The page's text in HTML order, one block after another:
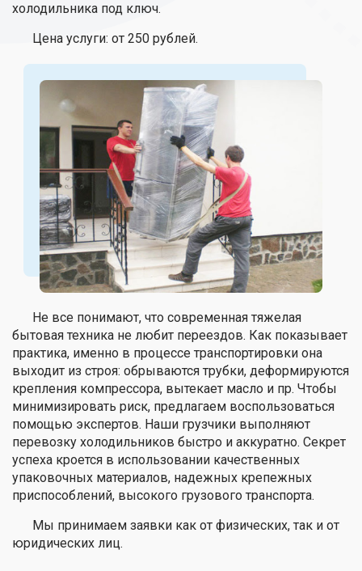
холодильника под ключ.
Цена услуги: от 250 рублей.
Не все понимают, что современная тяжелая
бытовая техника не любит переездов. Как показывает
практика, именно в процессе транспортировки она
выходит из строя: обрываются трубки, деформируются
крепления компрессора, вытекает масло и пр. Чтобы
минимизировать риск, предлагаем воспользоваться
помощью экспертов. Наши грузчики выполняют
перевозку холодильников быстро и аккуратно. Секрет
успеха кроется в использовании качественных
упаковочных материалов, надежных крепежных
приспособлений, высокого грузового транспорта.
Мы принимаем заявки как от физических, так и от
юридических лиц.